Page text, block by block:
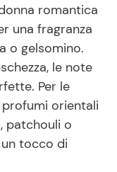
romantica
una fragranza
o gelsomino.
le note
Per le
orientali
patchouli o
tocco di